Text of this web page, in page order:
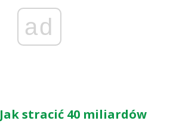
ad
Jak stracić 40 miliardów